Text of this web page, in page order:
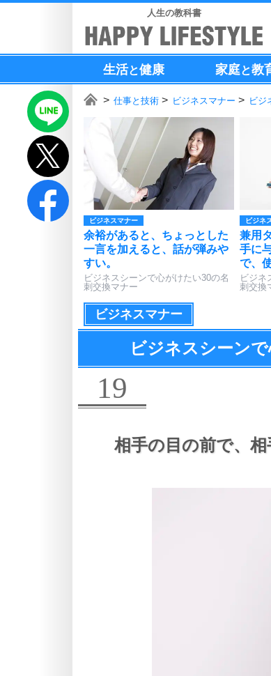
人生の教科書
生活と健康 家庭と教
仕事と技術 ビジネスマナー ビジ
ビジネスマナー
余裕があると、ちょっとした
一言を加えると、話が弾みや
すい。
ビジネスシーンで心がけたい30の名
刺交換マナー
ビジネ
兼用
手に
で、
ビジネ
刺交換
ビジネスマナー
ビジネスシーン
19
相手の目の前で、 相